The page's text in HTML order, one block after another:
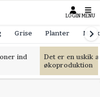
LOGIN MENU
Grise Planter
ind
Det er en uskik
økoproduktion